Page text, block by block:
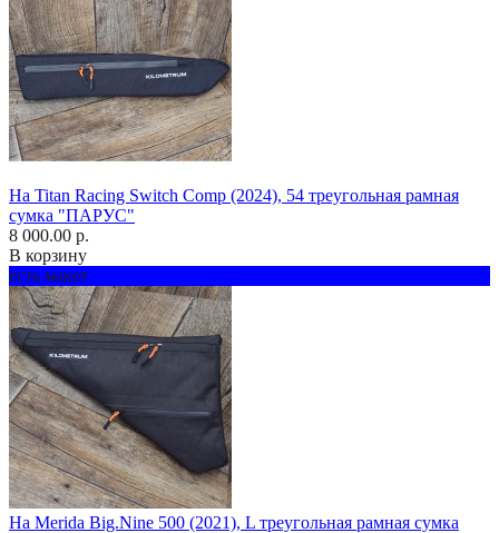
На Titan Racing Switch Comp (2024), 54 треугольная рамная
сумка "ПАРУС"
8 000.00 р.
В корзину
есть макет
На Merida Big.Nine 500 (2021), L треугольная рамная сумка